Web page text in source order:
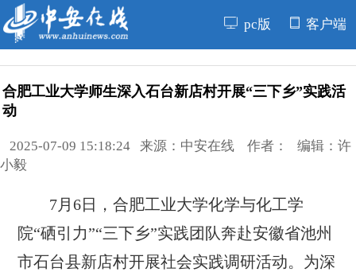
pc版 客户端
合肥工业大学师生深入石台新店村开展“三下乡”实践活
动
2025-07-09 15:18:24 来源：中安在线 作者： 编辑：许
小毅
7月6日，合肥工业大学化学与化工学
院“硒引力”“三下乡”实践团队奔赴安徽省池州
市石台县新店村开展社会实践调研活动。为深